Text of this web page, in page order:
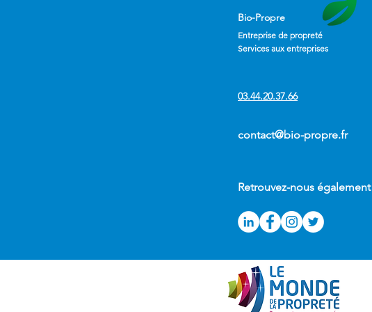
Bio-Propre
Entreprise de propreté
Services aux entreprises
03.44.20.37.66
contact@bio-propre.fr
Retrouvez-nous également